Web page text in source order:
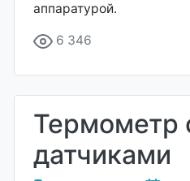
аппаратурой.
6 346
Термометр
датчиками